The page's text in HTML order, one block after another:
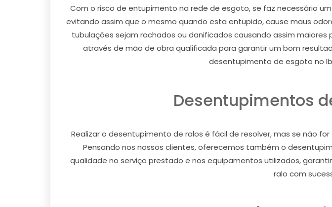
Com o risco de entupimento na rede de esgoto, se faz necessário
evitando assim que o mesmo quando esta entupido, cause maus
tubulações sejam rachados ou danificados causando assim
através de mão de obra qualificada para garantir um bom
desentupimento de esgoto no
Desentupimentos
Realizar o desentupimento de ralos é fácil de resolver, mas se não
Pensando nos nossos clientes, oferecemos também o
qualidade no serviço prestado e nos equipamentos utilizados,
ralo com